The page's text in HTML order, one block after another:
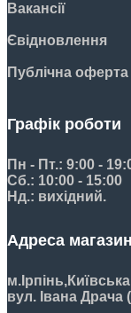
Вакансії
Євідновлення
Публічна оферта
Графік роботи
Пн - Пт.: 9:00 -
Сб.: 10:00 - 15:00
Нд.: вихідний.
Адреса
м.Ірпінь,
вул. Івана Драча